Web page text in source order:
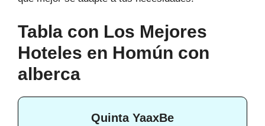
Tabla con Los Mejores
Hoteles en Homún con
alberca
Quinta YaaxBe